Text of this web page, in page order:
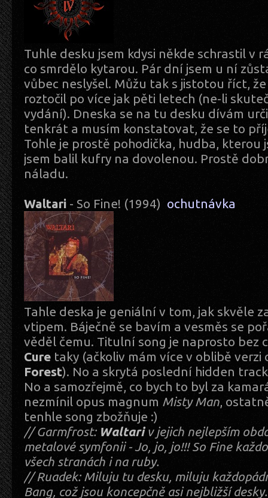
Tuhle desku jsem kdysi někde schrastil v
co smrdělo kytarou. Pár dní jsem u ní
vůbec neslyšel. Můžu tak s jistotou říct,
roztočil po více jak pěti letech (ne-li
vydání). Dneska se na tu desku dívám
tenkrát a musím konstatovat, že se to
Tohle je prostě pohodička, hudba, kterou
jsem balil kufry na dovolenou. Prostě
náladu.
Waltari - So Fine! (1994) ochutnávka
Tahle deska je geniální v tom, jak skvěle
vtipem. Báječně se bavím a vesměs se
věděl čemu. Titulní song je naprosto bez
Cure taky (ačkoliv mám více v oblibě verzi
Forest). No a skrytá poslední hidden
No a samozřejmě, co bych to byl za
nezmínil opus magnum Misty Man,
tenhle song zbožňuje :)
// Garmfrost: Waltariv jejich nejlepším
metalové symfonii - Jo, jo, jo!!! So Fine
všech stranách i na ruby.
// Ruadek: Miluju tu desku, miluju
Bang, což jsou koncepčně asi nejbližší